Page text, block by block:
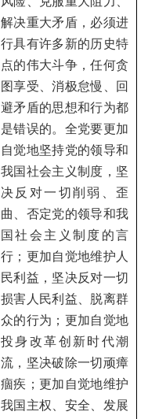
解决重大矛盾，必须进
行具有许多新的历史特
点的伟大斗争，任何贪
图享受、消极怠慢、回
避矛盾的思想和行为都
是错误的。全党要更加
自觉地坚持党的领导和
我国社会主义制度，坚
决反对一切削弱、歪
曲、否定党的领导和我
国社会主义制度的言
行；更加自觉地维护人
民利益，坚决反对一切
损害人民利益、脱离群
众的行为；更加自觉地
投身改革创新时代潮
流，坚决破除一切顽瘴
痼疾；更加自觉地维护
我国主权、安全、发展